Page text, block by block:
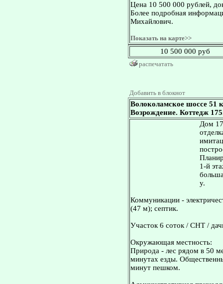
Цена 10 500 000 рублей,
Более подробная
Михайлович.
Показать на карте>>
10 500 000 руб
распечатать
Добавить в блокнот
Волоколамское шоссе
Возрождение. Коттедж
Дом
1-й
у.
Коммуникации -
(47 м); септик.
Участок 6 соток / СНТ /
Окружающая местность:
Природа - лес рядом в 50
минутах езды.
минут пешком.